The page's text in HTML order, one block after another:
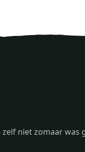
niet zomaar was